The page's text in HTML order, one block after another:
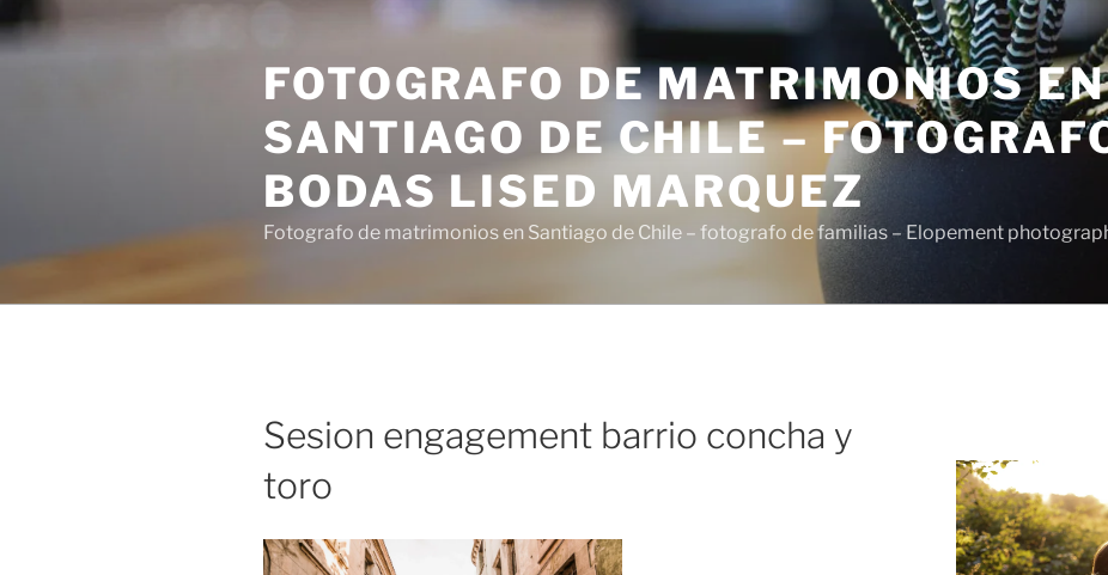
al
FOTOGRAFO DE MATRIMONIOS EN
SANTIAGO DE CHILE –
BODAS LISED MARQUEZ
Fotografo de matrimonios en Santiago de Chile – fotografo de familias – Elopement
Sesion engagement barrio concha y
toro